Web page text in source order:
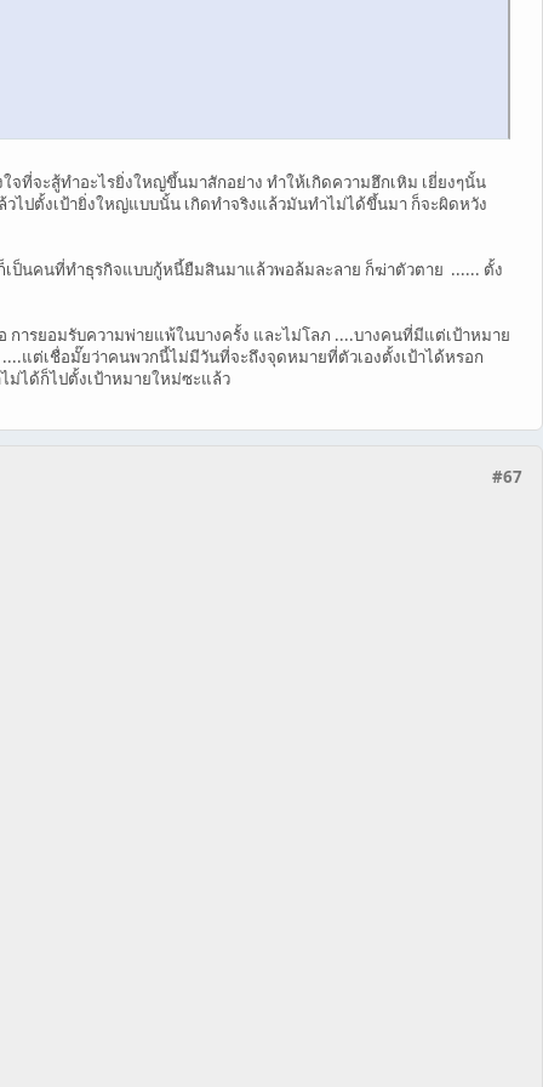
จะสู้ทำอะไรยิ่งใหญ่ขึ้นมาสักอย่าง ทำให้เกิดความฮึกเหิม เยี่ยงๆนั้น
ไปตั้งเป้ายิ่งใหญ่แบบนั้น เกิดทำจริงแล้วมันทำไม่ได้ขึ้นมา ก็จะผิดหวัง
ป็นคนที่ทำธุรกิจแบบกู้หนี้ยืมสินมาแล้วพอล้มละลาย ก็ฆ่าตัวตาย ...... ตั้ง
การยอมรับความพ่ายแพ้ในบางครั้ง และไม่โลภ ....บางคนที่มีแต่เป้าหมาย
แต่เชื่อมั๊ยว่าคนพวกนี้ไม่มีวันที่จะถึงจุดหมายที่ตัวเองตั้งเป้าได้หรอก
ม่ได้ก็ไปตั้งเป้าหมายใหม่ซะแล้ว
#67